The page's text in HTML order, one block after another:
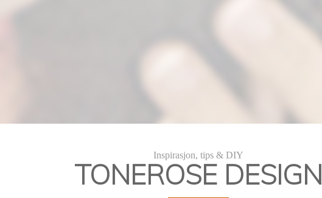
Inspirasjon, tips & DIY
TONEROSE DESIGN